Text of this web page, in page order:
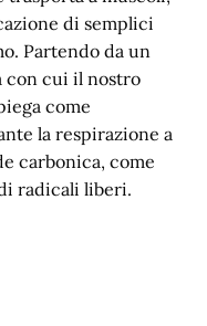
di semplici
Partendo da un
con cui il nostro
come
la respirazione a
carbonica, come
radicali liberi.